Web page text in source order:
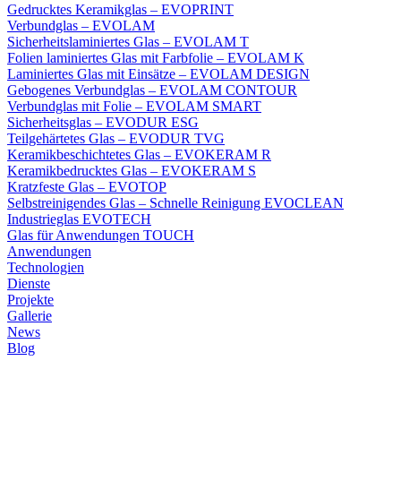
Gedrucktes Keramikglas – EVOPRINT
Verbundglas – EVOLAM
Sicherheitslaminiertes Glas – EVOLAM T
Folien laminiertes Glas mit Farbfolie – EVOLAM K
Laminiertes Glas mit Einsätze – EVOLAM DESIGN
Gebogenes Verbundglas – EVOLAM CONTOUR
Verbundglas mit Folie – EVOLAM SMART
Sicherheitsglas – EVODUR ESG
Teilgehärtetes Glas – EVODUR TVG
Keramikbeschichtetes Glas – EVOKERAM R
Keramikbedrucktes Glas – EVOKERAM S
Kratzfeste Glas – EVOTOP
Selbstreinigendes Glas – Schnelle Reinigung EVOCLEAN
Industrieglas EVOTECH
Glas für Anwendungen TOUCH
Anwendungen
Technologien
Dienste
Projekte
Gallerie
News
Blog